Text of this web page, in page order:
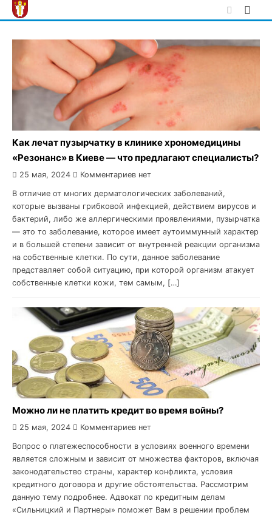
Skip
to
Как лечат пузырчатку в клинике хрономедицины
«Резонанс» в Киеве — что предлагают специалисты?
25 мая, 2024 Комментариев нет
В отличие от многих дерматологических заболеваний,
которые вызваны грибковой инфекцией, действием вирусов и
бактерий, либо же аллергическими проявлениями, пузырчатка
— это то заболевание, которое имеет аутоиммунный характер
и в большей степени зависит от внутренней реакции организма
на собственные клетки. По сути, данное заболевание
представляет собой ситуацию, при которой организм атакует
собственные клетки кожи, тем самым, […]
Можно ли не платить кредит во время войны?
25 мая, 2024 Комментариев нет
Вопрос о платежеспособности в условиях военного времени
является сложным и зависит от множества факторов, включая
законодательство страны, характер конфликта, условия
кредитного договора и другие обстоятельства. Рассмотрим
данную тему подробнее. Адвокат по кредитным делам
«Сильницкий и Партнеры» поможет Вам в решении проблем